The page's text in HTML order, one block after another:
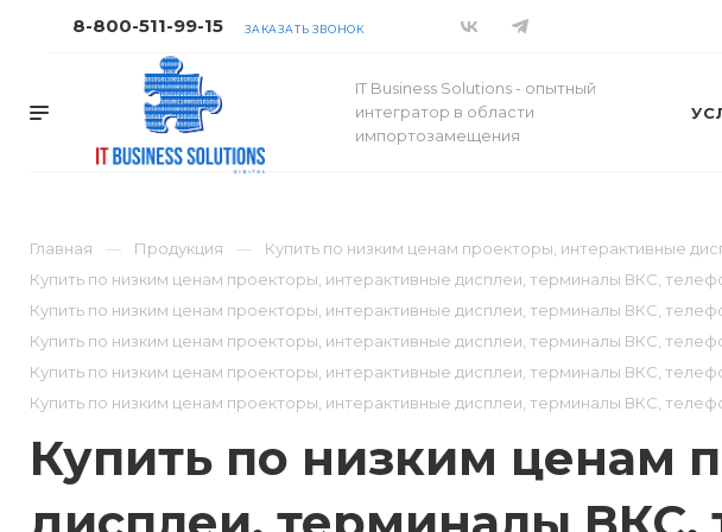
8-800-511-99-15 ЗАКАЗАТЬ ЗВОНОК
IT Business Solutions - опытный
интегратор в области
импортозамещения
Главная Продукция
Купить по низким ценам проекторы, интерактивные
Купить по низким ценам проекторы, интерактивные дисплеи, терминалы ВКС,
Купить по низким ценам проекторы, интерактивные дисплеи, терминалы ВКС,
Купить по низким ценам проекторы, интерактивные дисплеи, терминалы ВКС,
Купить по низким ценам проекторы, интерактивные дисплеи, терминалы ВКС,
Купить по низким ценам проекторы, интерактивные дисплеи, терминалы ВКС,
Купить по низким ценам